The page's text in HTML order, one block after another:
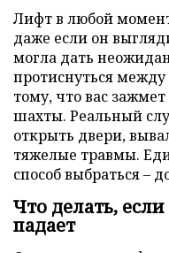
Лифт в любой
даже если он
могла дать
протиснуться
тому, что вас
шахты. Реальный
открыть двери,
тяжелые травмы.
способ выбраться –
Что делать,
падает